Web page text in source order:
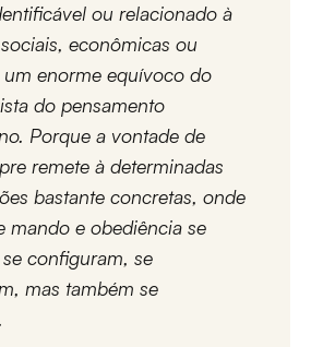
ou relacionado à
econômicas ou
enorme equívoco do
do pensamento
Porque a vontade de
remete à determinadas
bastante concretas, onde
mando e obediência se
configuram, se
mas também se